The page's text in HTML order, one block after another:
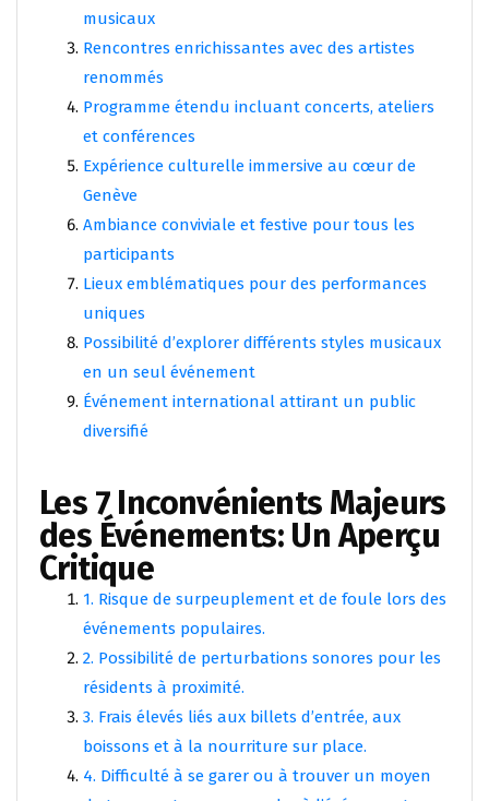
musicaux
Rencontres enrichissantes avec des artistes
renommés
Programme étendu incluant concerts, ateliers
et conférences
Expérience culturelle immersive au cœur de
Genève
Ambiance conviviale et festive pour tous les
participants
Lieux emblématiques pour des performances
uniques
Possibilité d’explorer différents styles musicaux
en un seul événement
Événement international attirant un public
diversifié
Les 7 Inconvénients Majeurs
des Événements: Un Aperçu
Critique
1. Risque de surpeuplement et de foule lors des
événements populaires.
2. Possibilité de perturbations sonores pour les
résidents à proximité.
3. Frais élevés liés aux billets d’entrée, aux
boissons et à la nourriture sur place.
4. Difficulté à se garer ou à trouver un moyen